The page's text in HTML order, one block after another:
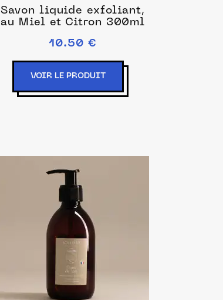
Savon liquide exfoliant,
au Miel et Citron 300ml
10.50 €
VOIR LE PRODUIT